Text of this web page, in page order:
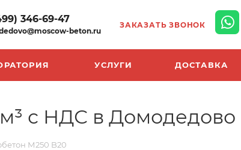
346-69-47
beton.ru
ЗАКАЗАТЬ ЗВОНОК
УСЛУГИ ДОСТАВКА
с НДС в Домодедово
М250 B20